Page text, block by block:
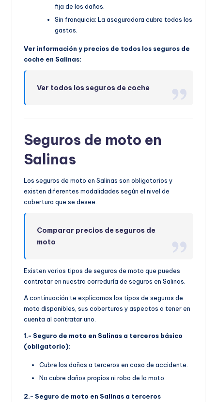
fija de los daños.
Sin franquicia: La aseguradora cubre todos los
gastos.
Ver información y precios de todos los seguros de
coche en Salinas:
Ver todos los seguros de coche
Seguros de moto en
Salinas
Los seguros de moto en Salinas son obligatorios y
existen diferentes modalidades según el nivel de
cobertura que se desee.
Comparar precios de seguros de
moto
Existen varios tipos de seguros de moto que puedes
contratar en nuestra correduría de seguros en Salinas.
A continuación te explicamos los tipos de seguros de
moto disponibles, sus coberturas y aspectos a tener en
cuenta al contratar uno.
1.- Seguro de moto en Salinas a terceros básico
(obligatorio):
Cubre los daños a terceros en caso de accidente.
No cubre daños propios ni robo de la moto.
2.- Seguro de moto en Salinas a terceros